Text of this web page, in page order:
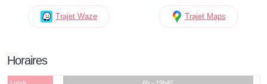
Trajet Waze Trajet Maps
Horaires